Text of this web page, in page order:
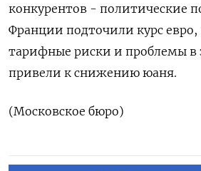
конкурентов - политические
Франции подточили курс евро,
тарифные риски и проблемы в
привели к снижению юаня.
(Московское бюро)